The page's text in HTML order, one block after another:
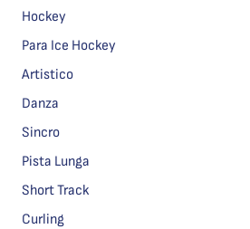
Hockey
Para Ice Hockey
Artistico
Danza
Sincro
Pista Lunga
Short Track
Curling